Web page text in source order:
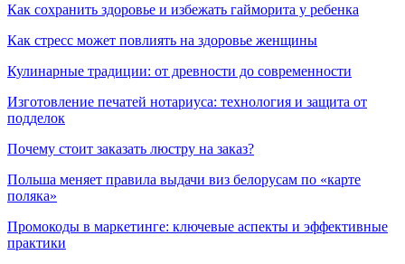
Как сохранить здоровье и избежать гайморита у ребенка
Как стресс может повлиять на здоровье женщины
Кулинарные традиции: от древности до современности
Изготовление печатей нотариуса: технология и защита от
подделок
Почему стоит заказать люстру на заказ?
Польша меняет правила выдачи виз белорусам по «карте
поляка»
Промокоды в маркетинге: ключевые аспекты и эффективные
практики